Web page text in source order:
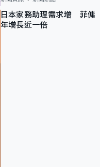
日本家務助理需求增 菲傭
年增長近一倍